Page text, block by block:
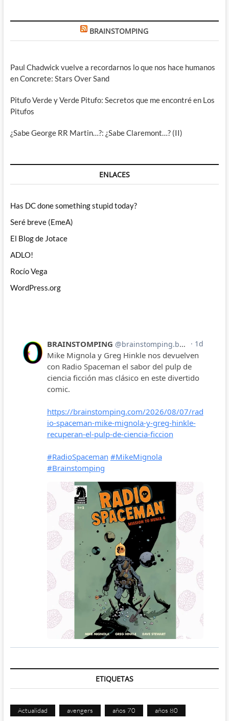
BRAINSTOMPING
Paul Chadwick vuelve a recordarnos lo que nos hace humanos
en Concrete: Stars Over Sand
Pitufo Verde y Verde Pitufo: Secretos que me encontré en Los
Pitufos
¿Sabe George RR Martin…?: ¿Sabe Claremont…? (II)
ENLACES
Has DC done something stupid today?
Seré breve (EmeA)
El Blog de Jotace
ADLO!
Rocío Vega
WordPress.org
ETIQUETAS
Actualidad avengers años 70 años 80